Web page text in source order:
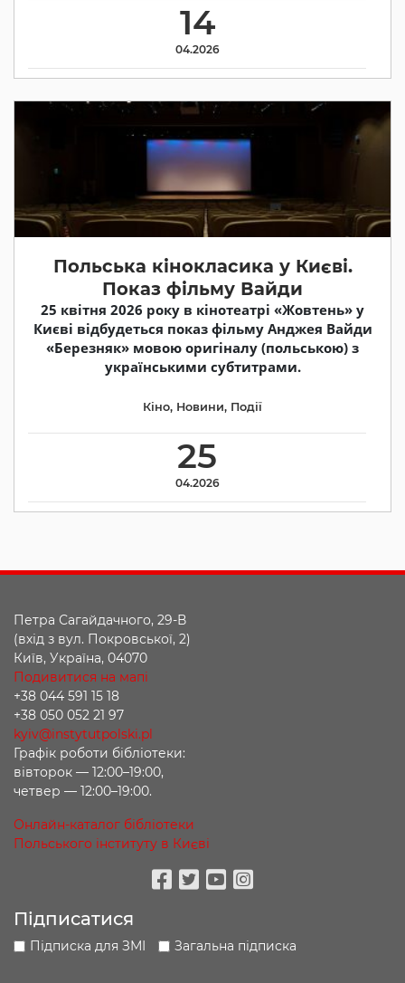
14
04.2026
Польська кінокласика у Києві.
Показ фільму Вайди
25 квітня 2026 року в кінотеатрі «Жовтень» у
Києві відбудеться показ фільму Анджея Вайди
«Березняк» мовою оригіналу (польською) з
українськими субтитрами.
25
04.2026
Кіно, Новини, Події
Петра Сагайдачного, 29-В
(вхід з вул. Покровської, 2)
Київ, Україна, 04070
Подивитися на мапі
+38 044 591 15 18
+38 050 052 21 97
kyiv@instytutpolski.pl
Графік роботи бібліотеки:
вівторок — 12:00–19:00,
четвер — 12:00–19:00.
Онлайн-каталог бібліотеки
Польського інституту в Києві
Підписатися
Підписка для ЗМІ Загальна підписка